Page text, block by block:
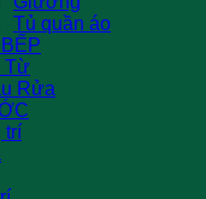
Tủ quần áo
Từ
Rửa
trí